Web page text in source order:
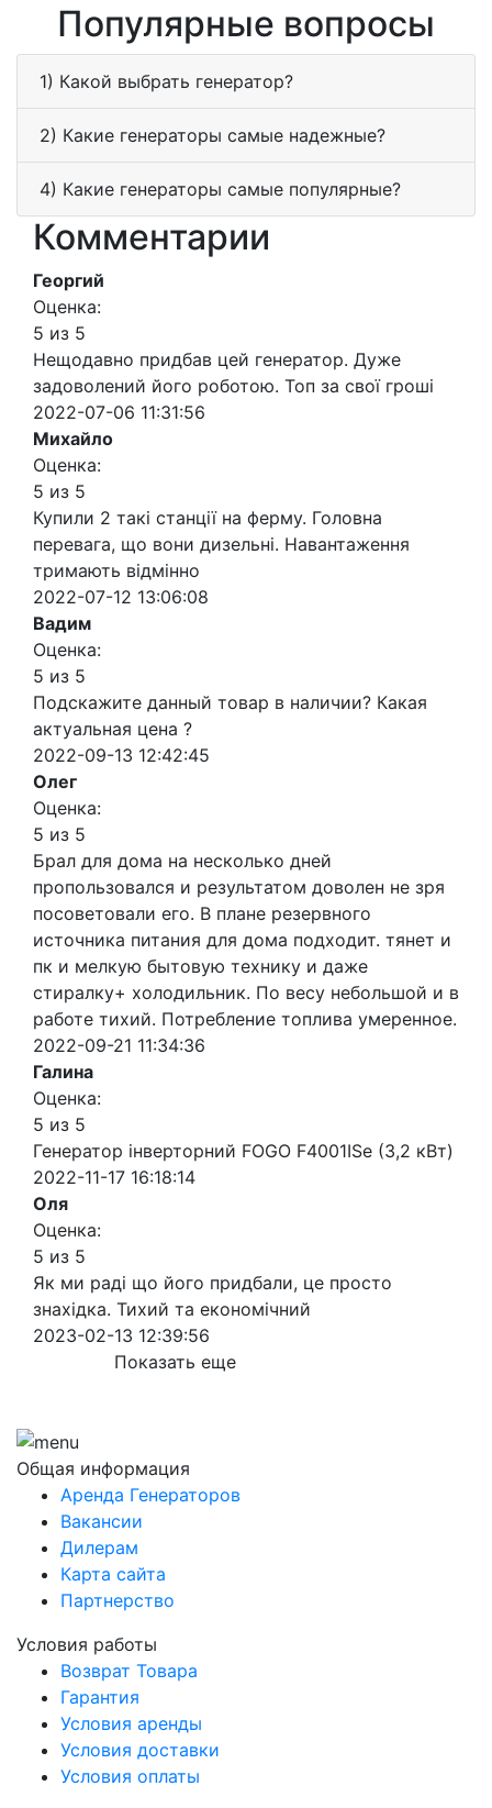
Популярные вопросы
1) Какой выбрать генератор?
2) Какие генераторы самые надежные?
4) Какие генераторы самые популярные?
Комментарии
Георгий
Оценка:
5 из 5
Нещодавно придбав цей генератор. Дуже
задоволений його роботою. Топ за свої гроші
2022-07-06 11:31:56
Михайло
Оценка:
5 из 5
Купили 2 такі станції на ферму. Головна
перевага, що вони дизельні. Навантаження
тримають відмінно
2022-07-12 13:06:08
Вадим
Оценка:
5 из 5
Подскажите данный товар в наличии? Какая
актуальная цена ?
2022-09-13 12:42:45
Олег
Оценка:
5 из 5
Брал для дома на несколько дней
пропользовался и результатом доволен не зря
посоветовали его. В плане резервного
источника питания для дома подходит. тянет и
пк и мелкую бытовую технику и даже
стиралку+ холодильник. По весу небольшой и в
работе тихий. Потребление топлива умеренное.
2022-09-21 11:34:36
Галина
Оценка:
5 из 5
Генератор інверторний FOGO F4001ISe (3,2 кВт)
2022-11-17 16:18:14
Оля
Оценка:
5 из 5
Як ми раді що його придбали, це просто
знахідка. Тихий та економічний
2023-02-13 12:39:56
Показать еще
Общая информация
Аренда Генераторов
Вакансии
Дилерам
Карта сайта
Партнерство
Условия работы
Возврат Товара
Гарантия
Условия аренды
Условия доставки
Условия оплаты